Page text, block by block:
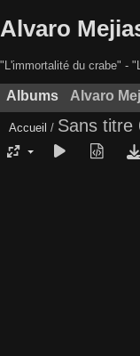
Alvaro
"L'immortalité du crabe" -
Albums Alvaro
Accueil / Sans titre